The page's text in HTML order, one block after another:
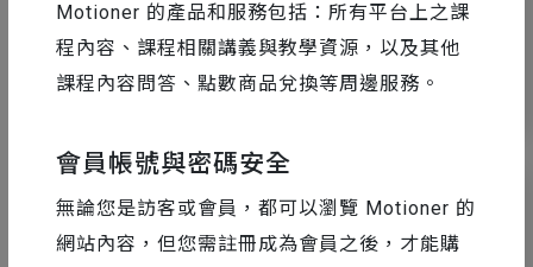
Motioner 的產品和服務包括：所有平台上之課
程內容、課程相關講義與教學資源，以及其他
課程內容問答、點數商品兌換等周邊服務。
會員帳號與密碼安全
無論您是訪客或會員，都可以瀏覽 Motioner 的
網站內容，但您需註冊成為會員之後，才能購
13 37775